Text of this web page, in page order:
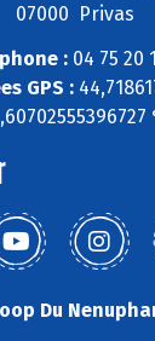
07000 Privas
:04 75 20
GPS :
Du